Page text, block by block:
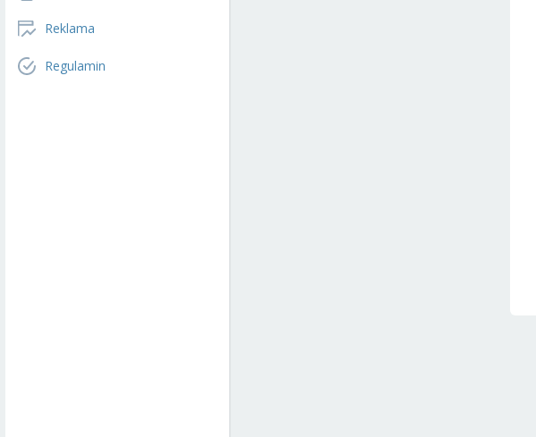
Reklama
Regulamin